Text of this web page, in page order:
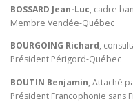
INTRANET
BOSSARD Jean-Luc, cadre
Membre Vendée-Québec
BOURGOING Richard,
Président Périgord-Québec
BOUTIN Benjamin, Attaché
Président Francophonie sans